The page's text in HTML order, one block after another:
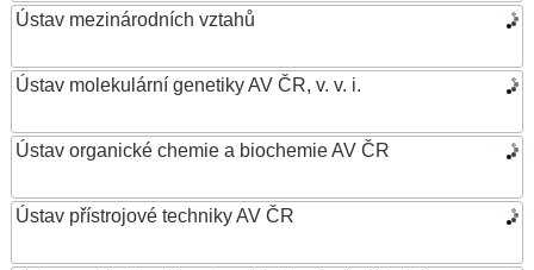
Ústav mezinárodních vztahů
Ústav molekulární genetiky AV ČR, v. v. i.
Ústav organické chemie a biochemie AV ČR
Ústav přístrojové techniky AV ČR